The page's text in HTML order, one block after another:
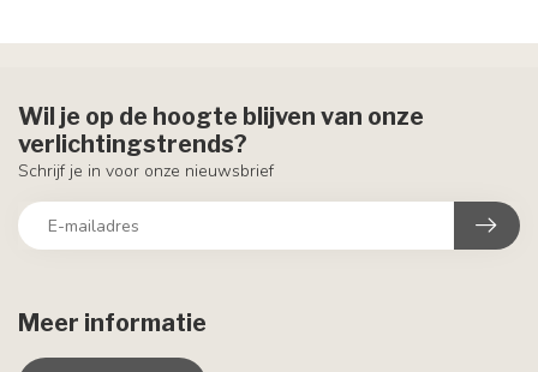
Meer informatie
Wil je op de hoogte blijven van onze
verlichtingstrends?
Schrijf je in voor onze nieuwsbrief